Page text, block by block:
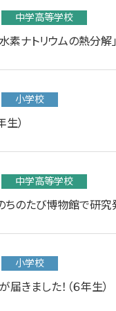
中学高等学校
素ナトリウムの熱分解」
小学校
）
中学高等学校
のたび博物館で研究
小学校
きました！（６年生）